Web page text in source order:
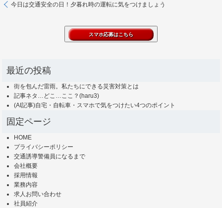
今日は交通安全の日！夕暮れ時の運転に気をつけましょう
最近の投稿
街を包んだ雷雨。私たちにできる災害対策とは
記事ネタ…どこ…ここ？(haru3)
(AI記事)自宅・自転車・スマホで気をつけたい4つのポイント
固定ページ
HOME
プライバシーポリシー
交通誘導警備員になるまで
会社概要
採用情報
業務内容
求人お問い合わせ
社員紹介